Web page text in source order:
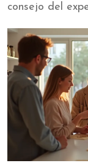
consejo del